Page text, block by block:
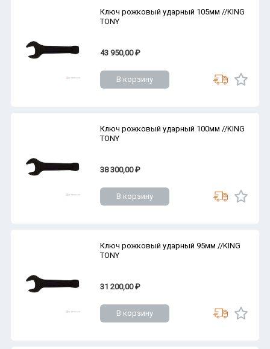
Ключ рожковый ударный 105мм //KING
TONY
43 950,00 ₽
В корзину
Ключ рожковый ударный 100мм //KING
TONY
38 300,00 ₽
В корзину
Ключ рожковый ударный 95мм //KING
TONY
31 200,00 ₽
В корзину